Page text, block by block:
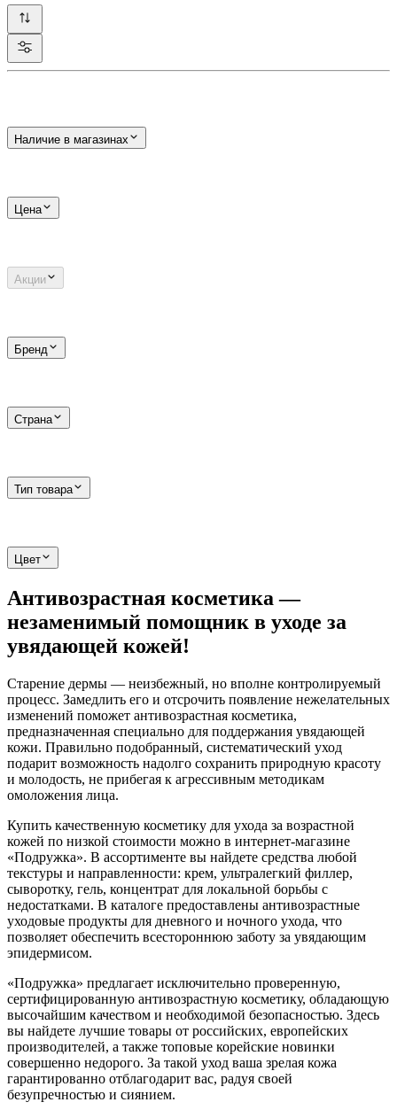
Наличие в магазинах
Цена
Акции
Бренд
Страна
Тип товара
Цвет
Антивозрастная косметика —
незаменимый помощник в уходе за
увядающей кожей!
Старение дермы — неизбежный, но вполне контролируемый
процесс. Замедлить его и отсрочить появление нежелательных
изменений поможет антивозрастная косметика,
предназначенная специально для поддержания увядающей
кожи. Правильно подобранный, систематический уход
подарит возможность надолго сохранить природную красоту
и молодость, не прибегая к агрессивным методикам
омоложения лица.
Купить качественную косметику для ухода за возрастной
кожей по низкой стоимости можно в интернет-магазине
«Подружка». В ассортименте вы найдете средства любой
текстуры и направленности: крем, ультралегкий филлер,
сыворотку, гель, концентрат для локальной борьбы с
недостатками. В каталоге предоставлены антивозрастные
уходовые продукты для дневного и ночного ухода, что
позволяет обеспечить всестороннюю заботу за увядающим
эпидермисом.
«Подружка» предлагает исключительно проверенную,
сертифицированную антивозрастную косметику, обладающую
высочайшим качеством и необходимой безопасностью. Здесь
вы найдете лучшие товары от российских, европейских
производителей, а также топовые корейские новинки
совершенно недорого. За такой уход ваша зрелая кожа
гарантированно отблагодарит вас, радуя своей
безупречностью и сиянием.